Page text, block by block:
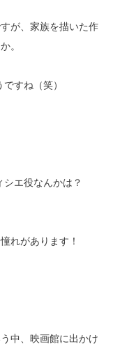
が、家族を描いた作
。
すね（笑）
エ役なんかは？
れがあります！
中、映画館に出かけ